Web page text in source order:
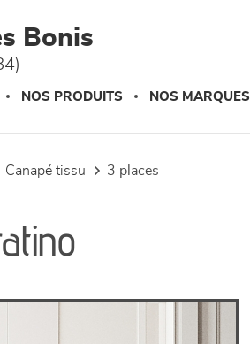
Bonis
NOS PRODUITS NOS MARQUES
canapé tissu 3 places